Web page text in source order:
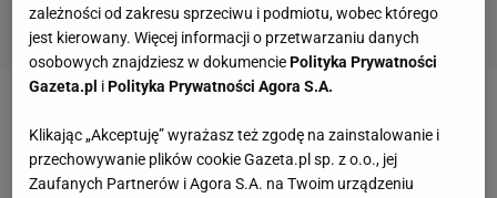
– im wyższa, tym większa wytrzymałość paneli
podłogowych. Panele powinny mieć klasę
zależności od zakresu sprzeciwu i podmiotu, wobec którego
jest kierowany. Więcej informacji o przetwarzaniu danych
osobowych znajdziesz w dokumenciePolityka Prywatności
Gazeta.pl iPolityka Prywatności Agora S.A.
Klikając „Akceptuję” wyrażasz też zgodę na zainstalowanie i
przechowywanie plików cookie Gazeta.pl sp. z o.o., jej
Zaufanych Partnerów i Agora S.A. na Twoim urządzeniu